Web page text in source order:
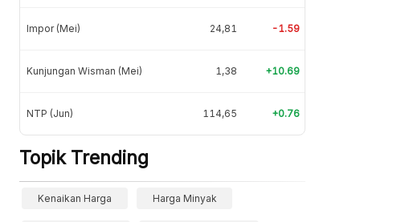
Impor (Mei) 24,81 -1.59
Kunjungan Wisman (Mei) 1,38 +10.69
NTP (Jun) 114,65 +0.76
Topik Trending
Kenaikan Harga Harga Minyak